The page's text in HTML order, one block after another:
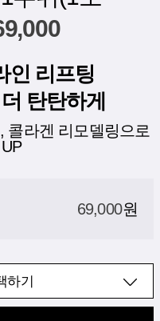
인 리프팅
탄탄하게
콜라겐 리모델링으로
69,000원
하기